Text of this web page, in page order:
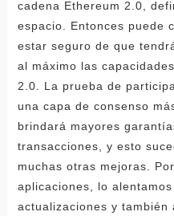
cadena Ethereum 2.0,
espacio. Entonces puede
estar seguro de que
al máximo las
2.0. La prueba de
una capa de consenso
brindará mayores
transacciones, y esto
muchas otras mejoras.
aplicaciones, lo
actualizaciones y también